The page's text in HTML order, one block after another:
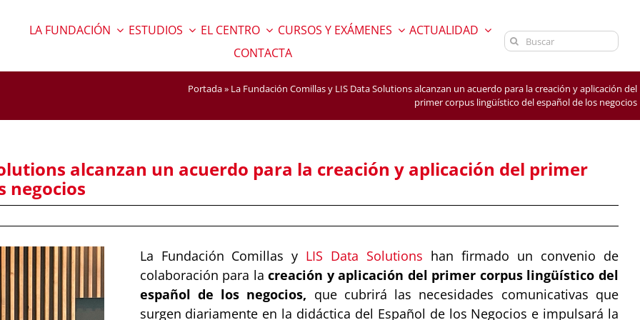
LA FUNDACIÓN ESTUDIOS EL CENTRO CURSOS Y EXÁMENES
ACTUALIDAD
CONTACTA
Buscar:
Portada» La Fundación Comillas y LIS Data Solutions alcanzan un acuerdo para la creación y aplicación del
primer corpus lingüístico del español de los negocios
alcanzan un acuerdo para la creación y aplicación del primer
negocios
La Fundación Comillas y LIS Data Solutions han firmado un convenio de
colaboración para lacreación y aplicación del primer corpus lingüístico del
español de los negocios, que cubrirá las necesidades comunicativas que
surgen diariamente en la didáctica del Español de los Negocios e impulsará la